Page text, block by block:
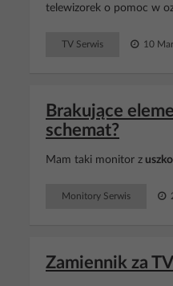
telewizorek o pomoc w
TV Serwis 10
Brakujące
schemat?
Mam taki monitor z
Monitory Serwis
Zamiennik za